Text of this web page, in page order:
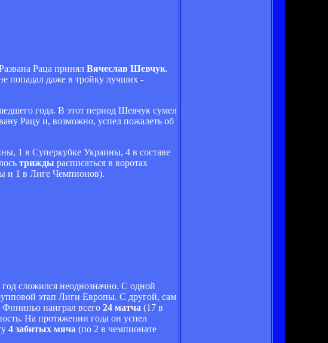
Раца принял Вячеслав Шевчук.
попадал даже в тройку лучших -
года. В этот период Шевчук сумел
Рацу и, возможно, успел пожалеть об
1 в Суперкубке Украины, 4 в составе
трижды расписаться в воротах
и 1 в Лиге Чемпионов).
сложился неоднозначно. С одной
этап Лиги Европы. С другой, сам
Фининьо наиграл всего 24 матча (17 в
На протяжении года он успел
4 забитых мяча (по 2 в чемпионате